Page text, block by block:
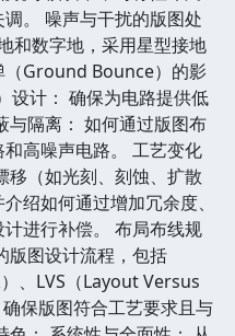
。 噪声与干扰的版图处
和数字地，采用星型接地
（Ground Bounce）的影
设计： 确保为电路提供低
与隔离： 如何通过版图布
高噪声电路。 工艺变化
移（如光刻、刻蚀、扩散
绍如何通过增加冗余度、
进行补偿。 布局布线规
版图设计流程，包括
、LVS（Layout Versus
保版图符合工艺要求且与